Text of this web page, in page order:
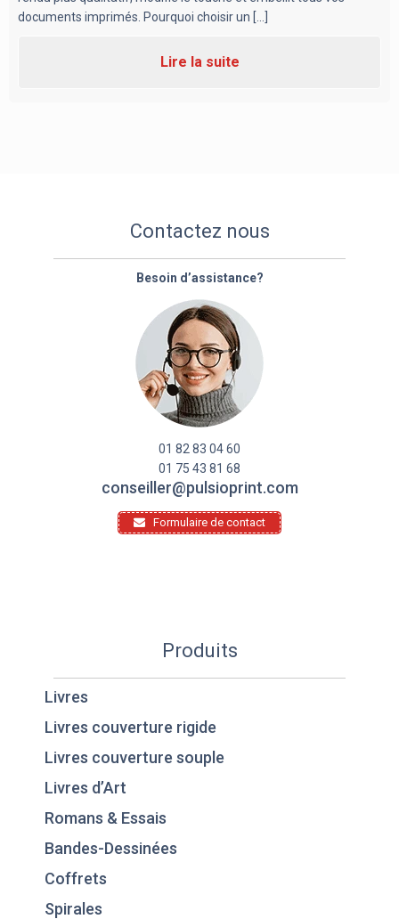
documents imprimés. Pourquoi choisir un [...]
Lire la suite
Contactez nous
Besoin d’assistance?
01 82 83 04 60
01 75 43 81 68
conseiller@pulsioprint.com
Formulaire de contact
Produits
Livres
Livres couverture rigide
Livres couverture souple
Livres d’Art
Romans & Essais
Bandes-Dessinées
Coffrets
Spirales